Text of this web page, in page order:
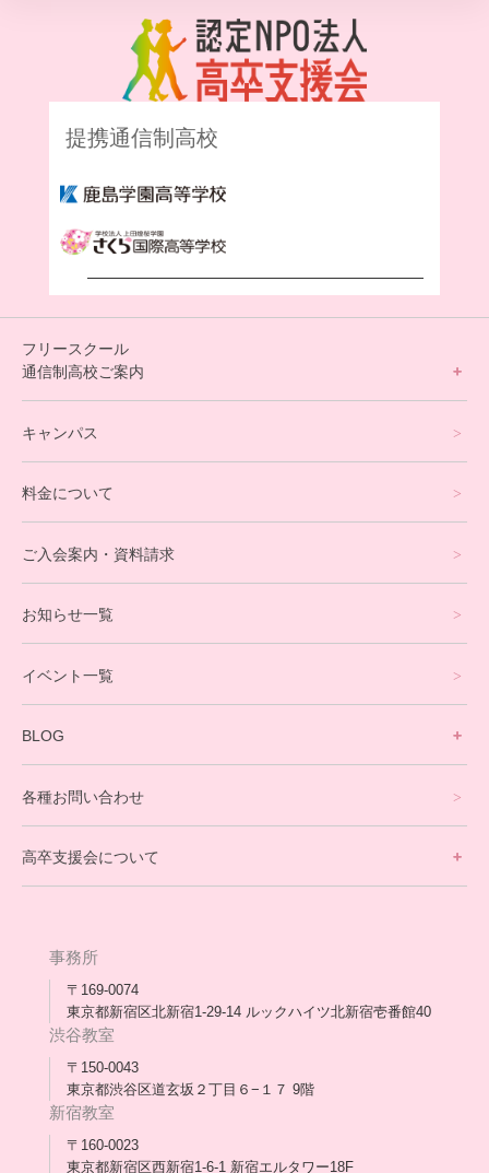
提携通信制高校
フリースクール
通信制高校ご案内
オンラインコース
eスポーツコース
就労支援コース
英会話・海外留学コース
寮生活サポート
卒業生の今
[家庭訪問カウンセリング]
キャンパス
料金について
ご入会案内・資料請求
お知らせ一覧
イベント一覧
BLOG
保護者交流だより一覧
会長コラム一覧
各種お問い合わせ
高卒支援会について
メディア出演
スタッフ紹介
合格・進路実績
事務所
〒169-0074
東京都新宿区北新宿1-29-14 ルックハイツ北新宿壱番館40
渋谷教室
〒150-0043
東京都渋谷区道玄坂２丁目６−１７ 9階
新宿教室
〒160-0023
東京都新宿区西新宿1-6-1 新宿エルタワー18F